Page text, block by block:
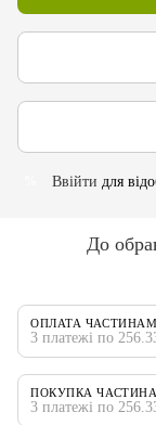
Ввійти для
До
ОПЛАТА
3 платежі по
ПОКУПКА
3 платежі по